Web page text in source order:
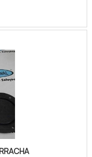
ar-
que, o
de
a
e
o
dos
quebra
inutilizar